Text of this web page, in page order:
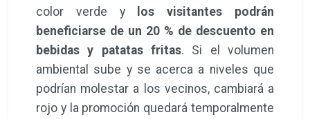
color verde ylos visitantes podrán
beneficiarse de un 20 % de descuento en
bebidas y patatas fritas. Si el volumen
ambiental sube y se acerca a niveles que
podrían molestar a los vecinos, cambiará a
rojo y la promoción quedará temporalmente